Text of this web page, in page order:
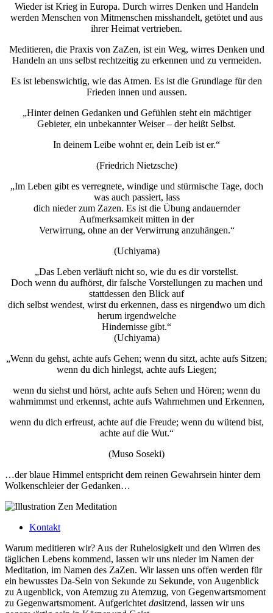
Wieder ist Krieg in Europa. Durch wirres Denken und Handeln
werden Menschen von Mitmenschen misshandelt, getötet und aus
ihrer Heimat vertrieben.
Meditieren, die Praxis von ZaZen, ist ein Weg, wirres Denken und
Handeln an uns selbst rechtzeitig zu erkennen und zu vermeiden.
Es ist lebenswichtig, wie das Atmen. Es ist die Grundlage für den
Frieden innen und aussen.
„Hinter deinen Gedanken und Gefühlen steht ein mächtiger
Gebieter, ein unbekannter Weiser – der heißt Selbst.
In deinem Leibe wohnt er, dein Leib ist er.“
(Friedrich Nietzsche)
„Im Leben gibt es verregnete, windige und stürmische Tage, doch
was auch passiert, lass
dich nieder zum Zazen. Es ist die Übung andauernder
Aufmerksamkeit mitten in der
Verwirrung, ohne an der Verwirrung anzuhängen.“
(Uchiyama)
„Das Leben verläuft nicht so, wie du es dir vorstellst.
Doch wenn du aufhörst, dir falsche Vorstellungen zu machen und
stattdessen den Blick auf
dich selbst wendest, wirst du erkennen, dass es nirgendwo um dich
herum irgendwelche
Hindernisse gibt.“
(Uchiyama)
„Wenn du gehst, achte aufs Gehen; wenn du sitzt, achte aufs Sitzen;
wenn du dich hinlegst, achte aufs Liegen;
wenn du siehst und hörst, achte aufs Sehen und Hören; wenn du
wahrnimmst und erkennst, achte aufs Wahrnehmen und Erkennen,
wenn du dich erfreust, achte auf die Freude; wenn du wütend bist,
achte auf die Wut.“
(Muso Soseki)
…der blaue Himmel entspricht dem reinen Gewahrsein hinter dem
Wolkenschleier der Gedanken…
Kontakt
Warum meditieren wir? Aus der Ruhelosigkeit und den Wirren des
täglichen Lebens kommend, lassen wir uns nieder im Namen der
Meditation, im Namen des ZaZen. Wir lassen uns offen werden für
ein bewusstes Da-Sein von Sekunde zu Sekunde, von Augenblick
zu Augenblick, von Atemzug zu Atemzug, von Gegenwartsmoment
zu Gegenwartsmoment. Aufgerichtet dasitzend, lassen wir uns